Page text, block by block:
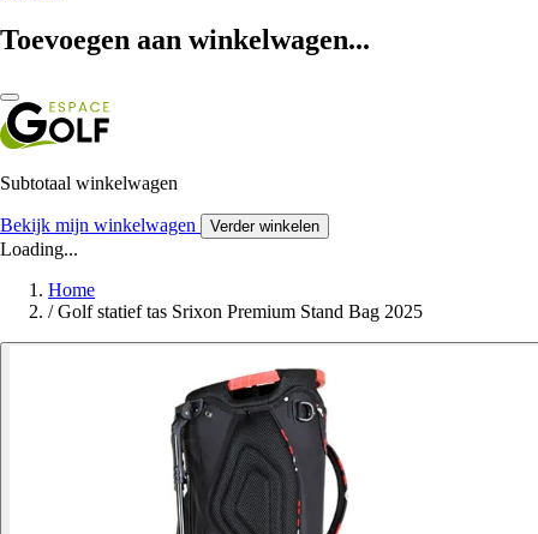
Toevoegen aan winkelwagen...
Subtotaal winkelwagen
Bekijk mijn winkelwagen Verder winkelen
Loading...
Home
/ Golf statief tas Srixon Premium Stand Bag 2025